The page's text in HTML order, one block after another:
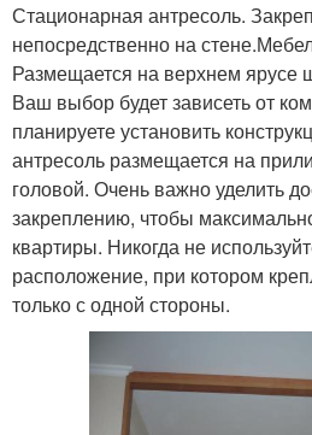
Стационарная антресоль.
непосредственно на
Размещается на верхнем ярусе
Ваш выбор будет зависеть от
планируете установить
антресоль размещается на
головой. Очень важно уделить
закреплению, чтобы
квартиры. Никогда не
расположение, при котором
только с одной стороны.